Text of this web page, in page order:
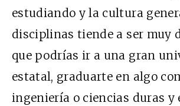
estudiando y la cultura
disciplinas tiende a ser muy
que podrías ir a una gran
estatal, graduarte en algo
ingeniería o ciencias duras y